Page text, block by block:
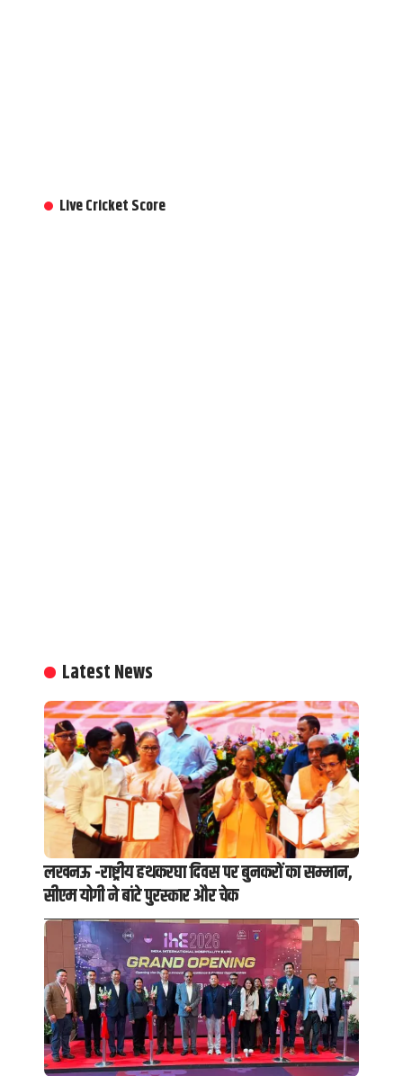
Live Cricket Score
Latest News
लखनऊ -राष्ट्रीय हथकरघा दिवस पर बुनकरों का सम्मान,
सीएम योगी ने बांटे पुरस्कार और चेक